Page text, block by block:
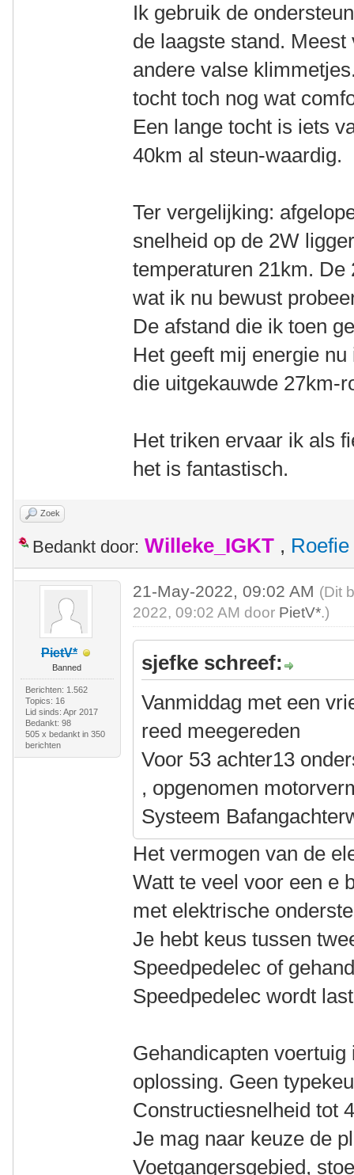
Ik gebruik de
de laagste stand.
andere valse
tocht toch nog wat
Een lange tocht is iets
40km al steun-waardig.
Ter vergelijking:
snelheid op de 2W
temperaturen 21km.
wat ik nu bewust
De afstand die ik toen
Het geeft mij energie
die uitgekauwde 27km-
Het triken ervaar ik als
het is fantastisch.
Zoek
Bedankt door: Willeke_IGKT , Roefie
PietV*
Banned
Berichten: 1.562
Topics: 16
Lid sinds: Apr 2017
Bedankt: 98
505 x bedankt in 350
berichten
21-May-2022, 09:02 AM (Dit
2022, 09:02 AM door PietV*.)
sjefke schreef:
Vanmiddag met een
reed meegereden
Voor 53 achter13
, opgenomen
Systeem
Het vermogen van de
Watt te veel voor een e
met elektrische
Je hebt keus tussen
Speedpedelec of
Speedpedelec wordt
Gehandicapten
oplossing. Geen
Constructiesnelheid tot
Je mag naar keuze de
Voetgangersgebied,